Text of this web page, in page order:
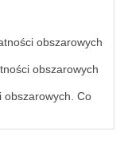
obszarowych
obszarowych
obszarowych. Co